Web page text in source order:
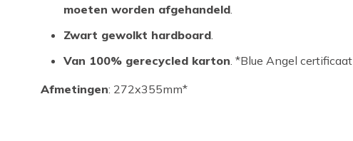
moeten worden afgehandeld.
Zwart gewolkt hardboard.
Van 100% gerecycled karton. *Blue Angel certificaat
Afmetingen: 272x355mm*